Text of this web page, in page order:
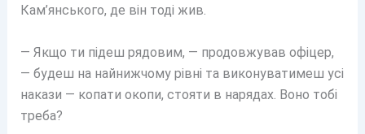
Кам’янського, де він тоді жив.
— Якщо ти підеш рядовим, — продовжував офіцер,
— будеш на найнижчому рівні та виконуватимеш усі
накази — копати окопи, стояти в нарядах. Воно тобі
треба?